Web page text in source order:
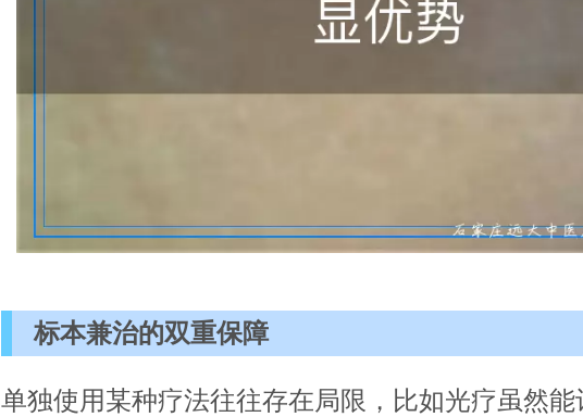
标本兼治的双重保障
单独使用某种疗法往往存在局限，比如光疗虽然能